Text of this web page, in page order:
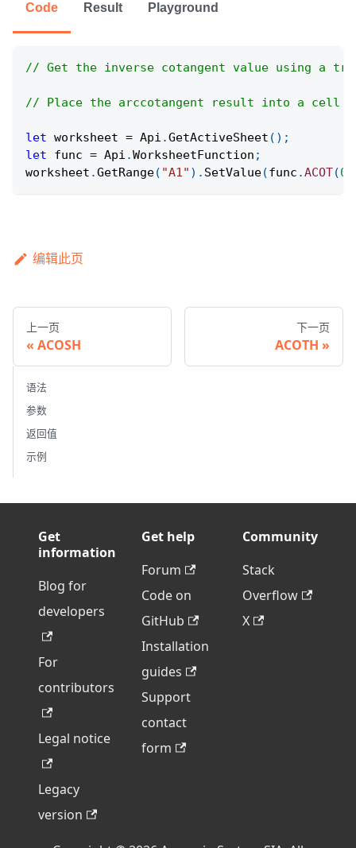
Code Result Playground
// Get the inverse cotangent value using a
// Place the arccotangent result into a cell
let worksheet = Api .GetActiveSheet ( ) ;
let func = Api .WorksheetFunction ;
worksheet .GetRange( "A1" ) . SetValue(func .ACOT(0
编辑此页
上一页
ACOSH
下一页
ACOTH
语法
参数
返回值
示例
Get
information
Blog for
developers
For
contributors
Legal notice
Legacy
version
Get help
Forum
Code on
GitHub
Installation
guides
Support
contact
form
Community
Stack
Overflow
X